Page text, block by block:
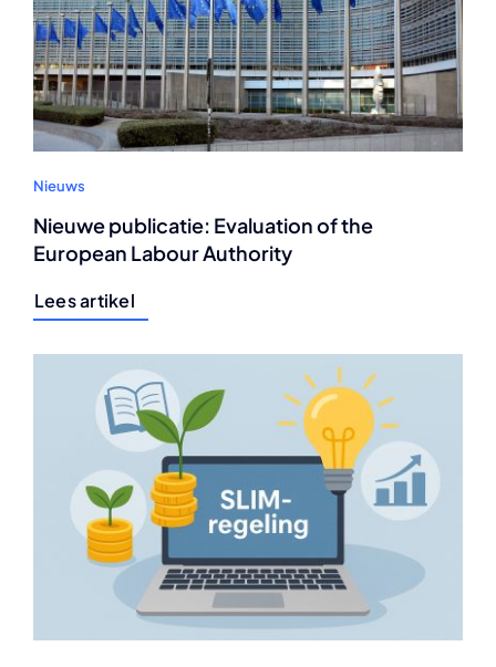
Nieuws
Nieuwe publicatie: Evaluation of the
European Labour Authority
Lees artikel